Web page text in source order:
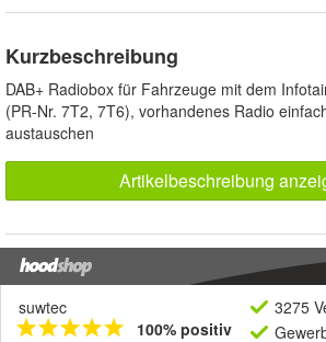
Kurzbeschreibung
DAB+ Radiobox für Fahrzeuge mit dem
(PR-Nr. 7T2, 7T6), vorhandenes Radio
austauschen
Artikelbeschreibung
suwtec
100% positiv
3275